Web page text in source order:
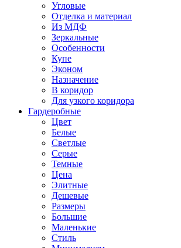
Угловые
Отделка и материал
Из МДФ
Зеркальные
Особенности
Купе
Эконом
Назначение
В коридор
Для узкого коридора
Гардеробные
Цвет
Белые
Светлые
Серые
Темные
Цена
Элитные
Дешевые
Размеры
Большие
Маленькие
Стиль